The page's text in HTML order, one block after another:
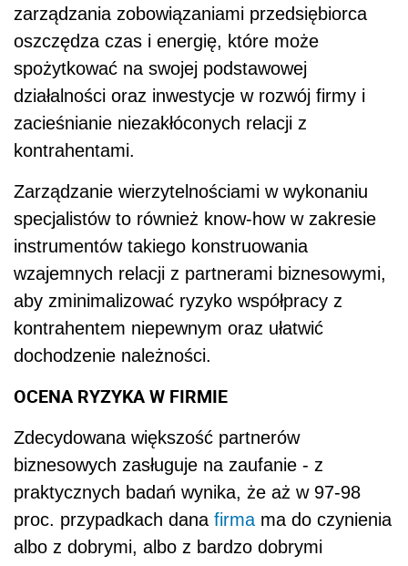
zarządzania zobowiązaniami przedsiębiorca
oszczędza czas i energię, które może
spożytkować na swojej podstawowej
działalności oraz inwestycje w rozwój firmy i
zacieśnianie niezakłóconych relacji z
kontrahentami.
Zarządzanie wierzytelnościami w wykonaniu
specjalistów to również know-how w zakresie
instrumentów takiego konstruowania
wzajemnych relacji z partnerami biznesowymi,
aby zminimalizować ryzyko współpracy z
kontrahentem niepewnym oraz ułatwić
dochodzenie należności.
OCENA RYZYKA W FIRMIE
Zdecydowana większość partnerów
biznesowych zasługuje na zaufanie - z
praktycznych badań wynika, że aż w 97-98
proc. przypadkach dana firma ma do czynienia
albo z dobrymi, albo z bardzo dobrymi